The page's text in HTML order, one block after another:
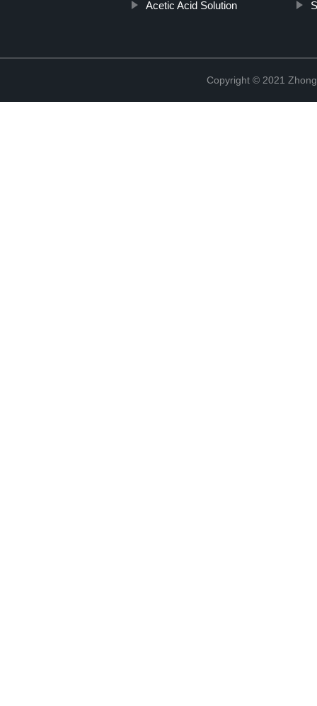
Acetic Acid Solution
Copyright © 2021